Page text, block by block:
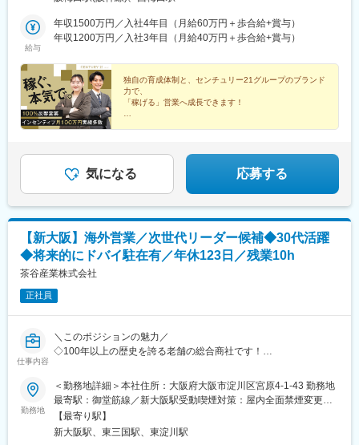
歩7分■梅田店大阪府大阪市北区大深町5-54 グラングリーン大阪ゲ
ートタワー7階└JR線「大阪駅」直結└阪急電鉄・阪神電鉄「大阪
ループ会社での勤務も可能（本人の希望次第）※受動喫煙対策：あ
り
給与
年収1500万円／入社4年目（月給60万円＋歩合給+賞与）
年収1200万円／入社3年目（月給40万円＋歩合給+賞与）
独自の育成体制と、センチュリー21グループのブランド
力で、
「稼げる」営業へ成長できます！
◆業界では珍しい完全週休2日制
気になる 応募する
【新大阪】海外営業／次世代リーダー候補◆30代活躍
◆将来的にドバイ駐在有／年休123日／残業10h
茶谷産業株式会社
正社員
仕事内容
＼このポジションの魅力／
◇100年以上の歴史を誇る老舗の総合商社です！
◇年休123日(土日祝)／完全週休二日制／残業10hとワークライフ
バランス◎
■業務概要：
勤務地
＜勤務地詳細＞本社住所：大阪府大阪市淀川区宮原4-1-43 勤務地
最寄駅：御堂筋線／新大阪駅受動喫煙対策：屋内全面禁煙変更の
範囲：会社の定める事業所
【最寄り駅】
新大阪駅、東三国駅、東淀川駅